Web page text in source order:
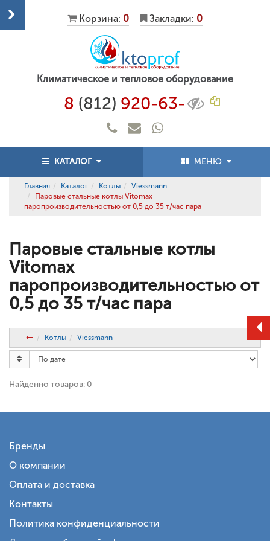
Корзина: 0 Закладки: 0
Климатическое и тепловое оборудование
8 (812) 920-63-
КАТАЛОГ МЕНЮ
Главная Каталог Котлы
Viessmann
Паровые стальные котлы Vitomax
паропроизводительностью от 0,5 до 35 т/час пара
Паровые стальные котлы
Vitomax
паропроизводительностью от
0,5 до 35 т/час пара
Котлы Viessmann
Найденно товаров: 0
Бренды
О компании
Оплата и доставка
Контакты
Политика конфиденциальности